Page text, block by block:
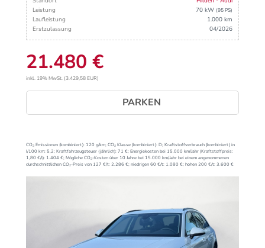
Leistung
70 kW (95 PS)
Laufleistung
1.000 km
Erstzulassung
04/2026
21.480 €
inkl. 19% MwSt. (3.429,58 EUR)
PARKEN
CO₂ Emissionen (kombiniert): 120 g/km;CO₂ Klasse (kombiniert):D;Kraftstoffverbrauch (kombiniert) in
l/100 km:5,2;Kraftfahrzeugsteuer (jährlich):71 €;Energiekosten bei 15.000 km/Jahr (Kraftstoffpreis:
1,80 €/l): 1.404 €;Mögliche CO₂-Kosten über 10 Jahre bei 15.000 km/Jahr bei einem angenommenen
durchschnittlichen CO₂-Preis von 127 €/t:2.286 €; niedrigen 60 €/t: 1.080 €; hohen 200 €/t: 3.600 €